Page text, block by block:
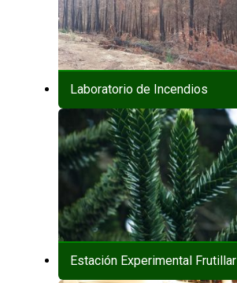
Laboratorio de Incendios
Estación Experimental Frutillar